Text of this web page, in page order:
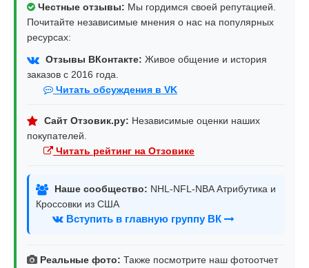
Честные отзывы: Мы гордимся своей репутацией.
Почитайте независимые мнения о нас на популярных
ресурсах:
Отзывы ВКонтакте: Живое общение и история
заказов с 2016 года.
Читать обсуждения в VK
Сайт Отзовик.ру: Независимые оценки наших
покупателей.
Читать рейтинг на Отзовике
Наше сообщество: NHL-NFL-NBA Атрибутика и
Кроссовки из США
Вступить в главную группу ВК
Реальные фото: Также посмотрите наш фотоотчет